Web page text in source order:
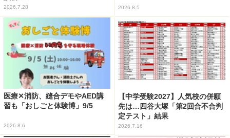
2026.7.28 2026.8.5
医療✕消防、縫合デモやAED講
習も「おしごと体験博」9/5
2026.8.6
【中学受験2027】人気校の併願
先は…四谷大塚「第2回合不合判
定テスト」結果
2026.7.16